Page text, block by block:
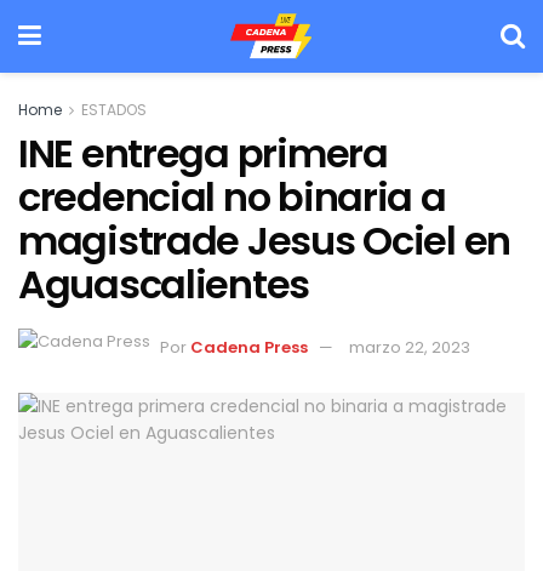
Home ESTADOS
INE entrega primera
credencial no binaria a
magistrade Jesus Ociel en
Aguascalientes
Por Cadena Press marzo 22, 2023